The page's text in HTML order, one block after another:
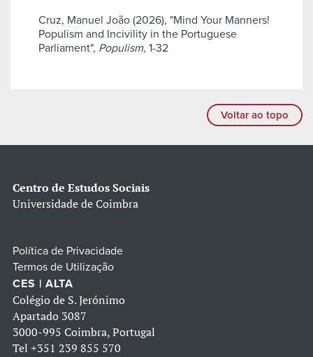
Cruz, Manuel João (2026), "Mind Your Manners!
Populism and Incivility in the Portuguese
Parliament", Populism, 1-32
Voltar ao topo
Centro de Estudos Sociais
Universidade de Coimbra
Política de Privacidade
Termos de Utilização
CES | ALTA
Colégio de S. Jerónimo
Apartado 3087
3000-995 Coimbra, Portugal
Tel +351 239 855 570